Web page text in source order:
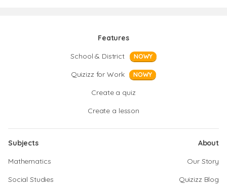
Features
School & District
NOWY
Quizizz for Work NOWY
Create a quiz
Create a lesson
Subjects
Mathematics
Social Studies
About
Our Story
Quizizz Blog